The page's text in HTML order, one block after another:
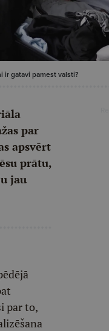
ir gatavi pamest valsti?
par
apsvērt
prātu,
jau
par to,